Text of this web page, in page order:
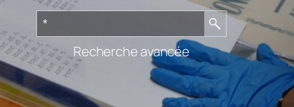
Recherche avancée